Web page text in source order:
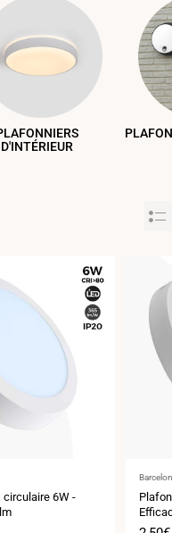
D'INTÉRIEUR
circulaire 6W -
: